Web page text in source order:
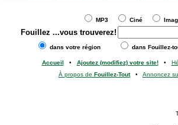
MP3 Ciné
Fouillez ...vous trouverez!
dans votre région dans Fouillez-
Accueil • Ajoutez (modifiez) votre site!•
À propos de Fouillez-Tout• Annoncez